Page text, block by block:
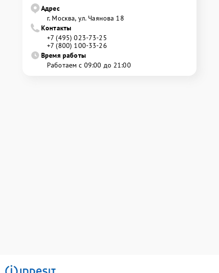
Адрес
г. Москва, ул. Чаянова 18
Контакты
+7 (495) 023-73-25
+7 (800) 100-33-26
Время работы
Работаем с 09:00 до 21:00